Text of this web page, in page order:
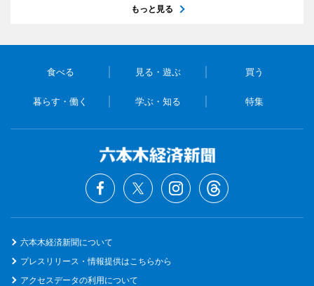
もっと見る
食べる 見る・遊ぶ 買う
暮らす・働く 学ぶ・知る 特集
六本木経済新聞について
プレスリリース・情報提供はこちらから
アクセスデータの利用について